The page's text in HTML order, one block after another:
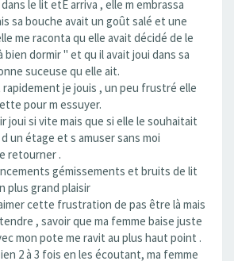
le lit etE arriva , elle m embrassa
sa bouche avait un goût salé et une
me raconta qu elle avait décidé de le
bien dormir " et qu il avait joui dans sa
suceuse qu elle ait.
rapidement je jouis , un peu frustré elle
pour m essuyer.
joui si vite mais que si elle le souhaitait
un étage et s amuser sans moi
retourner .
gémissements et bruits de lit
plus grand plaisir
cette frustration de pas être là mais
, savoir que ma femme baise juste
mon pote me ravit au plus haut point .
2 à 3 fois en les écoutant, ma femme